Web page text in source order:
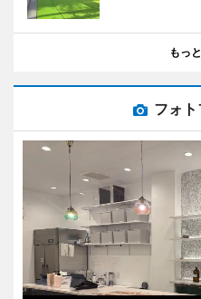
もっ
フォ